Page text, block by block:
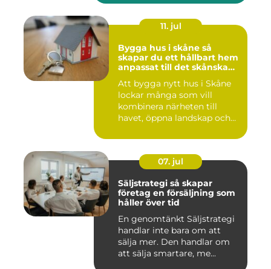
11. jul
Bygga hus i skåne så
skapar du ett hållbart hem
anpassat till det skånska
Att bygga nytt hus i Skåne
lockar många som vill
kombinera närheten till
havet, öppna landskap och
07. jul
Säljstrategi så skapar
företag en försäljning som
håller över tid
En genomtänkt Säljstrategi
handlar inte bara om att
sälja mer. Den handlar om
att sälja smartare, me...